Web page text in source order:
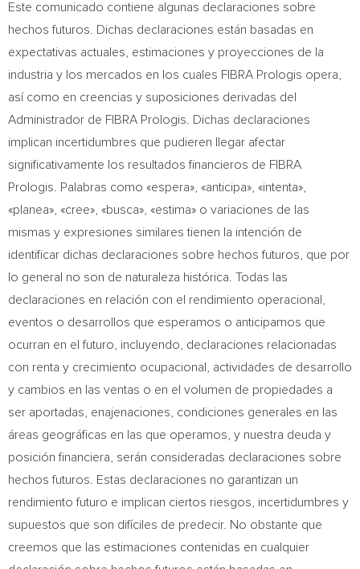
Este comunicado contiene algunas declaraciones sobre
hechos futuros. Dichas declaraciones están basadas en
expectativas actuales, estimaciones y proyecciones de la
industria y los mercados en los cuales FIBRA Prologis opera,
así como en creencias y suposiciones derivadas del
Administrador de FIBRA Prologis. Dichas declaraciones
implican incertidumbres que pudieren llegar afectar
significativamente los resultados financieros de FIBRA
Prologis. Palabras como «espera», «anticipa», «intenta»,
«planea», «cree», «busca», «estima» o variaciones de las
mismas y expresiones similares tienen la intención de
identificar dichas declaraciones sobre hechos futuros, que por
lo general no son de naturaleza histórica. Todas las
declaraciones en relación con el rendimiento operacional,
eventos o desarrollos que esperamos o anticipamos que
ocurran en el futuro, incluyendo, declaraciones relacionadas
con renta y crecimiento ocupacional, actividades de desarrollo
y cambios en las ventas o en el volumen de propiedades a
ser aportadas, enajenaciones, condiciones generales en las
áreas geográficas en las que operamos, y nuestra deuda y
posición financiera, serán consideradas declaraciones sobre
hechos futuros. Estas declaraciones no garantizan un
rendimiento futuro e implican ciertos riesgos, incertidumbres y
supuestos que son difíciles de predecir. No obstante que
creemos que las estimaciones contenidas en cualquier